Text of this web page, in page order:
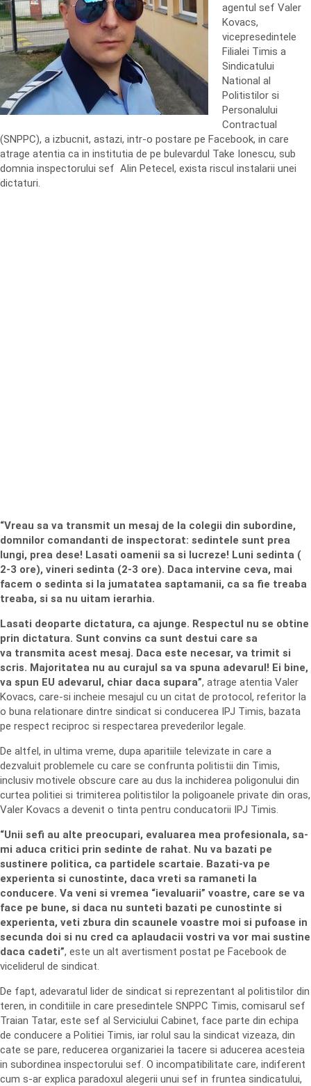
agentul sef Valer
Kovacs,
vicepresedintele
Filialei Timis a
Sindicatului
National al
Politistilor si
Personalului
Contractual
(SNPPC), a izbucnit, astazi, intr-o postare pe Facebook, in care
atrage atentia ca in institutia de pe bulevardul Take Ionescu, sub
domnia inspectorului sef Alin Petecel, exista riscul instalarii unei
dictaturi.
“Vreau sa va transmit un mesaj de la colegii din subordine,
domnilor comandanti de inspectorat: sedintele sunt prea
lungi, prea dese! Lasati oamenii sa si lucreze! Luni sedinta (
2-3 ore), vineri sedinta (2-3 ore). Daca intervine ceva, mai
facem o sedinta si la jumatatea saptamanii, ca sa fie treaba
treaba, si sa nu uitam ierarhia.
Lasati deoparte dictatura, ca ajunge. Respectul nu se obtine
prin dictatura. Sunt convins ca sunt destui care sa
va transmita acest mesaj. Daca este necesar, va trimit si
scris. Majoritatea nu au curajul sa va spuna adevarul! Ei bine,
va spun EU adevarul, chiar daca supara”, atrage atentia Valer
Kovacs, care-si incheie mesajul cu un citat de protocol, referitor la
o buna relationare dintre sindicat si conducerea IPJ Timis, bazata
pe respect reciproc si respectarea prevederilor legale.
De altfel, in ultima vreme, dupa aparitiile televizate in care a
dezvaluit problemele cu care se confrunta politistii din Timis,
inclusiv motivele obscure care au dus la inchiderea poligonului din
curtea politiei si trimiterea politistilor la poligoanele private din oras,
Valer Kovacs a devenit o tinta pentru conducatorii IPJ Timis.
“Unii sefi au alte preocupari, evaluarea mea profesionala, sa-
mi aduca critici prin sedinte de rahat. Nu va bazati pe
sustinere politica, ca partidele scartaie. Bazati-va pe
experienta si cunostinte, daca vreti sa ramaneti la
conducere. Va veni si vremea “ievaluarii” voastre, care se va
face pe bune, si daca nu sunteti bazati pe cunostinte si
experienta, veti zbura din scaunele voastre moi si pufoase in
secunda doi si nu cred ca aplaudacii vostri va vor mai sustine
daca cadeti”, este un alt avertisment postat pe Facebook de
viceliderul de sindicat.
De fapt, adevaratul lider de sindicat si reprezentant al politistilor din
teren, in conditiile in care presedintele SNPPC Timis, comisarul sef
Traian Tatar, este sef al Serviciului Cabinet, face parte din echipa
de conducere a Politiei Timis, iar rolul sau la sindicat vizeaza, din
cate se pare, reducerea organizariei la tacere si aducerea acesteia
in subordinea inspectorului sef. O incompatibilitate care, indiferent
cum s-ar explica paradoxul alegerii unui sef in fruntea sindicatului,